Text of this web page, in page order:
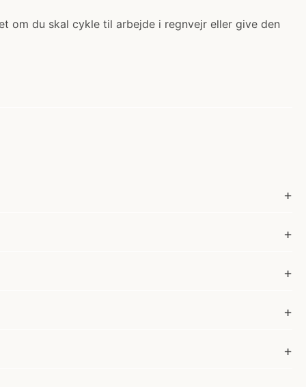
om du skal cykle til arbejde i regnvejr eller give den